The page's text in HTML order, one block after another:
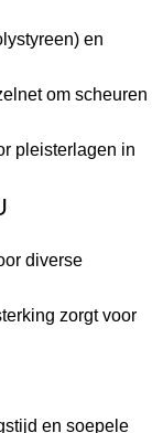
en
om scheuren
pleisterlagen in
diverse
zorgt voor
en soepele